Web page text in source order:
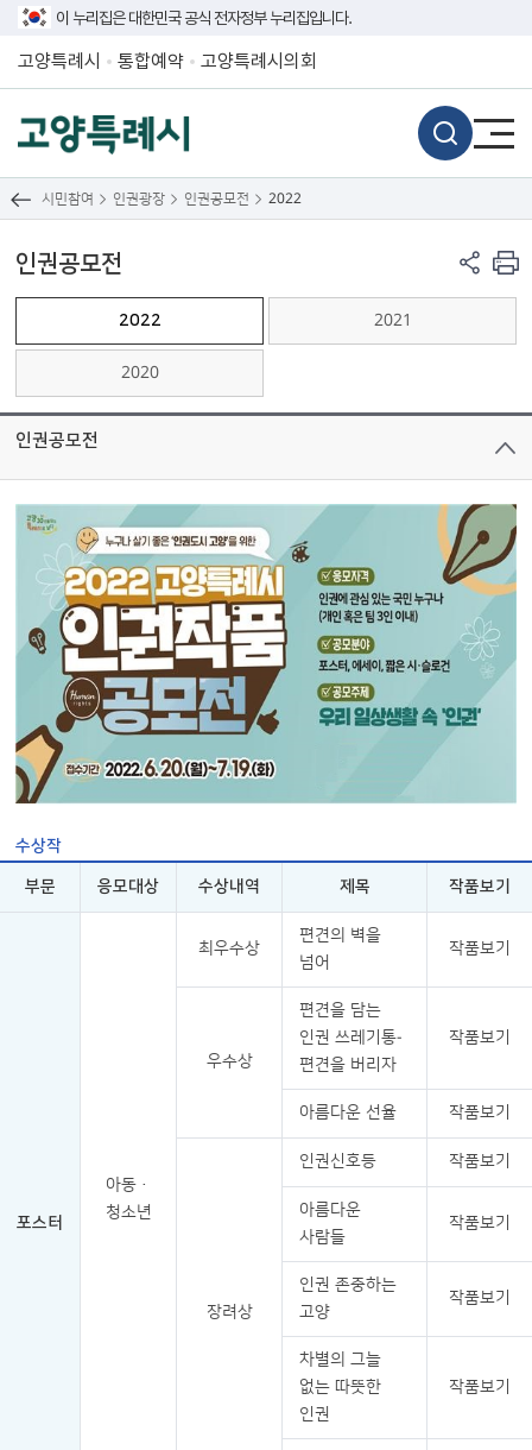
이 누리집은 대한민국 공식 전자정부 누리집입니다.
고양특례시 통합예약 고양특례시의회
시민참여 인권광장 인권공모전 2022
인권공모전
2022 2021
2020
인권공모전
수상작
부문 응모대상 수상내역 제목 작품보기
포스터
아동·
청소년
최우수상
편견의 벽을
넘어
작품보기
우수상
편견을 담는
인권 쓰레기통-
편견을 버리자
작품보기
아름다운 선율 작품보기
장려상
인권신호등 작품보기
아름다운
사람들
작품보기
인권 존중하는
고양
작품보기
차별의 그늘
없는 따뜻한
인권
작품보기